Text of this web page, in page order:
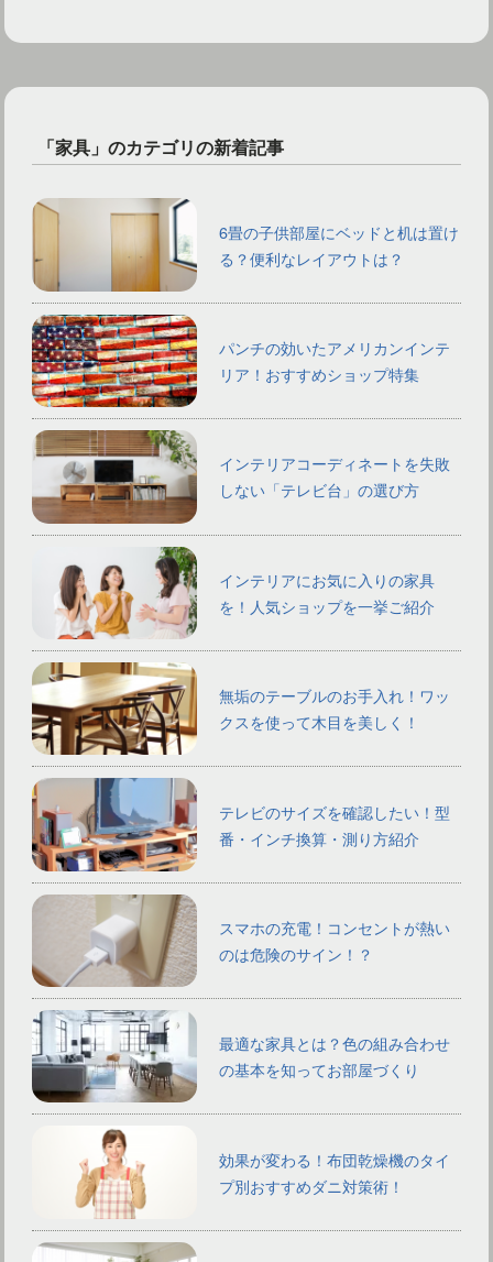
「家具」のカテゴリの新着記事
6畳の子供部屋にベッドと机は置け
る？便利なレイアウトは？
パンチの効いたアメリカンインテ
リア！おすすめショップ特集
インテリアコーディネートを失敗
しない「テレビ台」の選び方
インテリアにお気に入りの家具
を！人気ショップを一挙ご紹介
無垢のテーブルのお手入れ！ワッ
クスを使って木目を美しく！
テレビのサイズを確認したい！型
番・インチ換算・測り方紹介
スマホの充電！コンセントが熱い
のは危険のサイン！？
最適な家具とは？色の組み合わせ
の基本を知ってお部屋づくり
効果が変わる！布団乾燥機のタイ
プ別おすすめダニ対策術！